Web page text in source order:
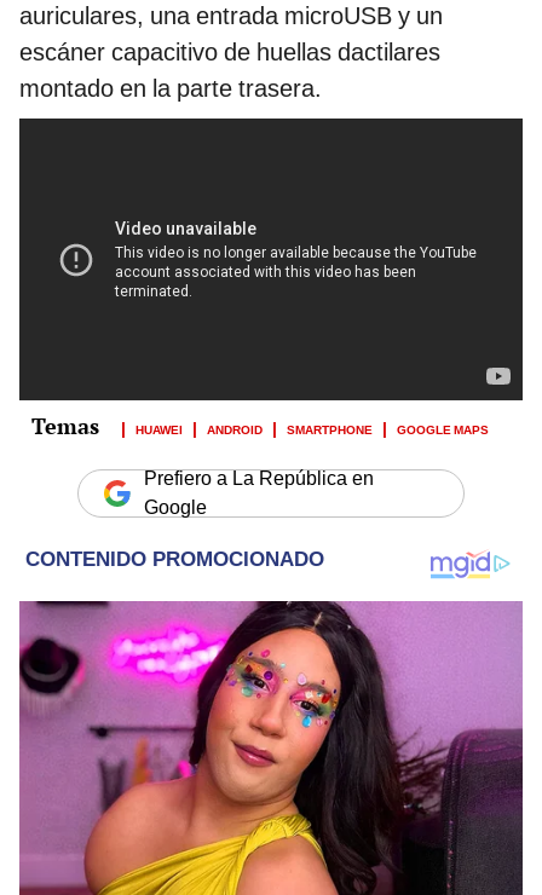
auriculares, una entrada microUSB y un
escáner capacitivo de huellas dactilares
montado en la parte trasera.
HUAWEI ANDROID SMARTPHONE GOOGLE MAPS
Prefiero a La República en
Google